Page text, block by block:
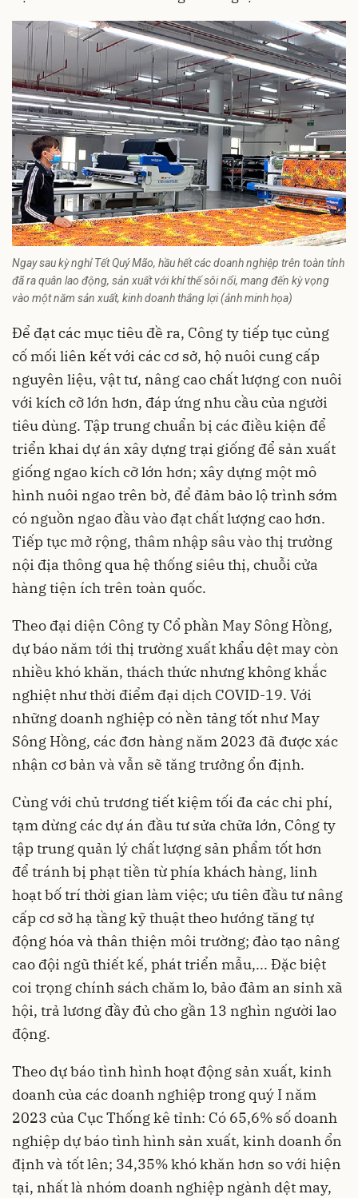
Ngay sau kỳ nghỉ Tết Quý Mão, hầu hết các doanh nghiệp trên toàn tỉnh
đã ra quân lao động, sản xuất với khí thế sôi nổi, mang đến kỳ vọng
vào một năm sản xuất, kinh doanh thắng lợi (ảnh minh họa)
Để đạt các mục tiêu đề ra, Công ty tiếp tục củng
cố mối liên kết với các cơ sở, hộ nuôi cung cấp
nguyên liệu, vật tư, nâng cao chất lượng con nuôi
với kích cỡ lớn hơn, đáp ứng nhu cầu của người
tiêu dùng. Tập trung chuẩn bị các điều kiện để
triển khai dự án xây dựng trại giống để sản xuất
giống ngao kích cỡ lớn hơn; xây dựng một mô
hình nuôi ngao trên bờ, để đảm bảo lộ trình sớm
có nguồn ngao đầu vào đạt chất lượng cao hơn.
Tiếp tục mở rộng, thâm nhập sâu vào thị trường
nội địa thông qua hệ thống siêu thị, chuỗi cửa
hàng tiện ích trên toàn quốc.
Theo đại diện Công ty Cổ phần May Sông Hồng,
dự báo năm tới thị trường xuất khẩu dệt may còn
nhiều khó khăn, thách thức nhưng không khắc
nghiệt như thời điểm đại dịch COVID-19. Với
những doanh nghiệp có nền tảng tốt như May
Sông Hồng, các đơn hàng năm 2023 đã được xác
nhận cơ bản và vẫn sẽ tăng trưởng ổn định.
Cùng với chủ trương tiết kiệm tối đa các chi phí,
tạm dừng các dự án đầu tư sửa chữa lớn, Công ty
tập trung quản lý chất lượng sản phẩm tốt hơn
để tránh bị phạt tiền từ phía khách hàng, linh
hoạt bố trí thời gian làm việc; ưu tiên đầu tư nâng
cấp cơ sở hạ tầng kỹ thuật theo hướng tăng tự
động hóa và thân thiện môi trường; đào tạo nâng
cao đội ngũ thiết kế, phát triển mẫu,... Đặc biệt
coi trọng chính sách chăm lo, bảo đảm an sinh xã
hội, trả lương đầy đủ cho gần 13 nghìn người lao
động.
Theo dự báo tình hình hoạt động sản xuất, kinh
doanh của các doanh nghiệp trong quý I năm
2023 của Cục Thống kê tỉnh: Có 65,6% số doanh
nghiệp dự báo tình hình sản xuất, kinh doanh ổn
định và tốt lên; 34,35% khó khăn hơn so với hiện
tại, nhất là nhóm doanh nghiệp ngành dệt may,